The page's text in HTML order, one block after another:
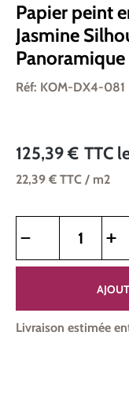
Papier peint
Jasmine
Réf: KOM-DX4-081
125,39 € TTC
22,39 € TTC / m2
Livraison estimée